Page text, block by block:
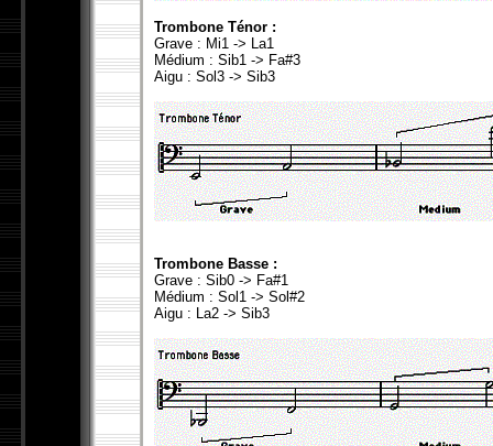
Trombone Ténor :
Grave : Mi1 -> La1
Médium : Sib1 -> Fa#3
Aigu : Sol3 -> Sib3
Trombone Basse :
Grave : Sib0 -> Fa#1
Médium : Sol1 -> Sol#2
Aigu : La2 -> Sib3